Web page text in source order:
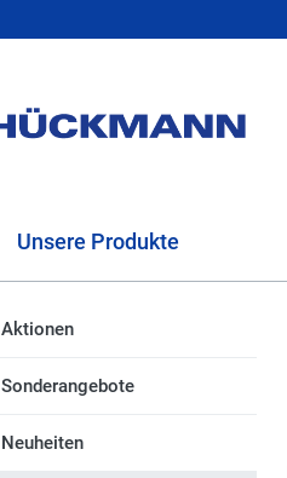
Unsere Produkte
Aktionen
Sonderangebote
Neuheiten